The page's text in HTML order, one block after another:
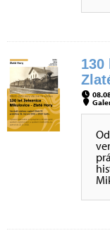
130